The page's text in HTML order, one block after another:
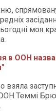
моя
в ООН
взяла
Теммі